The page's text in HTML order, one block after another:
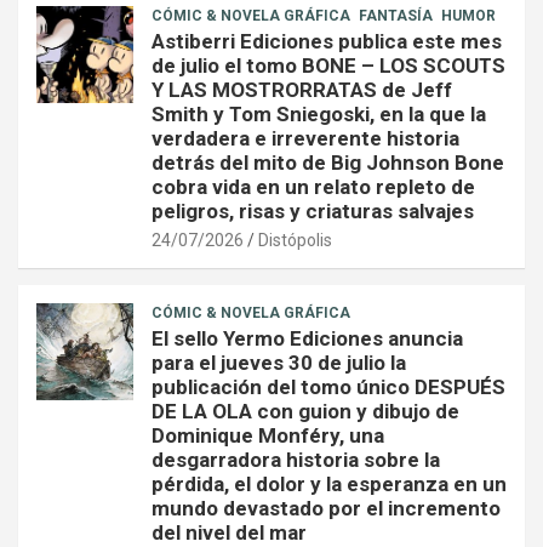
CÓMIC & NOVELA GRÁFICA FANTASÍA HUMOR
Astiberri Ediciones publica este mes
de julio el tomo BONE – LOS SCOUTS
Y LAS MOSTRORRATAS de Jeff
Smith y Tom Sniegoski, en la que la
verdadera e irreverente historia
detrás del mito de Big Johnson Bone
cobra vida en un relato repleto de
peligros, risas y criaturas salvajes
24/07/2026 Distópolis
CÓMIC & NOVELA GRÁFICA
El sello Yermo Ediciones anuncia
para el jueves 30 de julio la
publicación del tomo único DESPUÉS
DE LA OLA con guion y dibujo de
Dominique Monféry, una
desgarradora historia sobre la
pérdida, el dolor y la esperanza en un
mundo devastado por el incremento
del nivel del mar